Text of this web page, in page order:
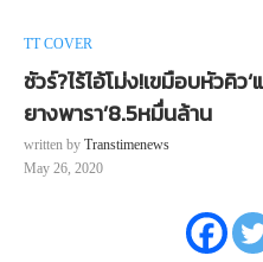
TT COVER
ชัวร์?ไร้ไอ้โม่ง!เขมือบหัวคิว
ยางพารา’8.5หมื่นล้าน
written by Transtimenews
May 26, 2020